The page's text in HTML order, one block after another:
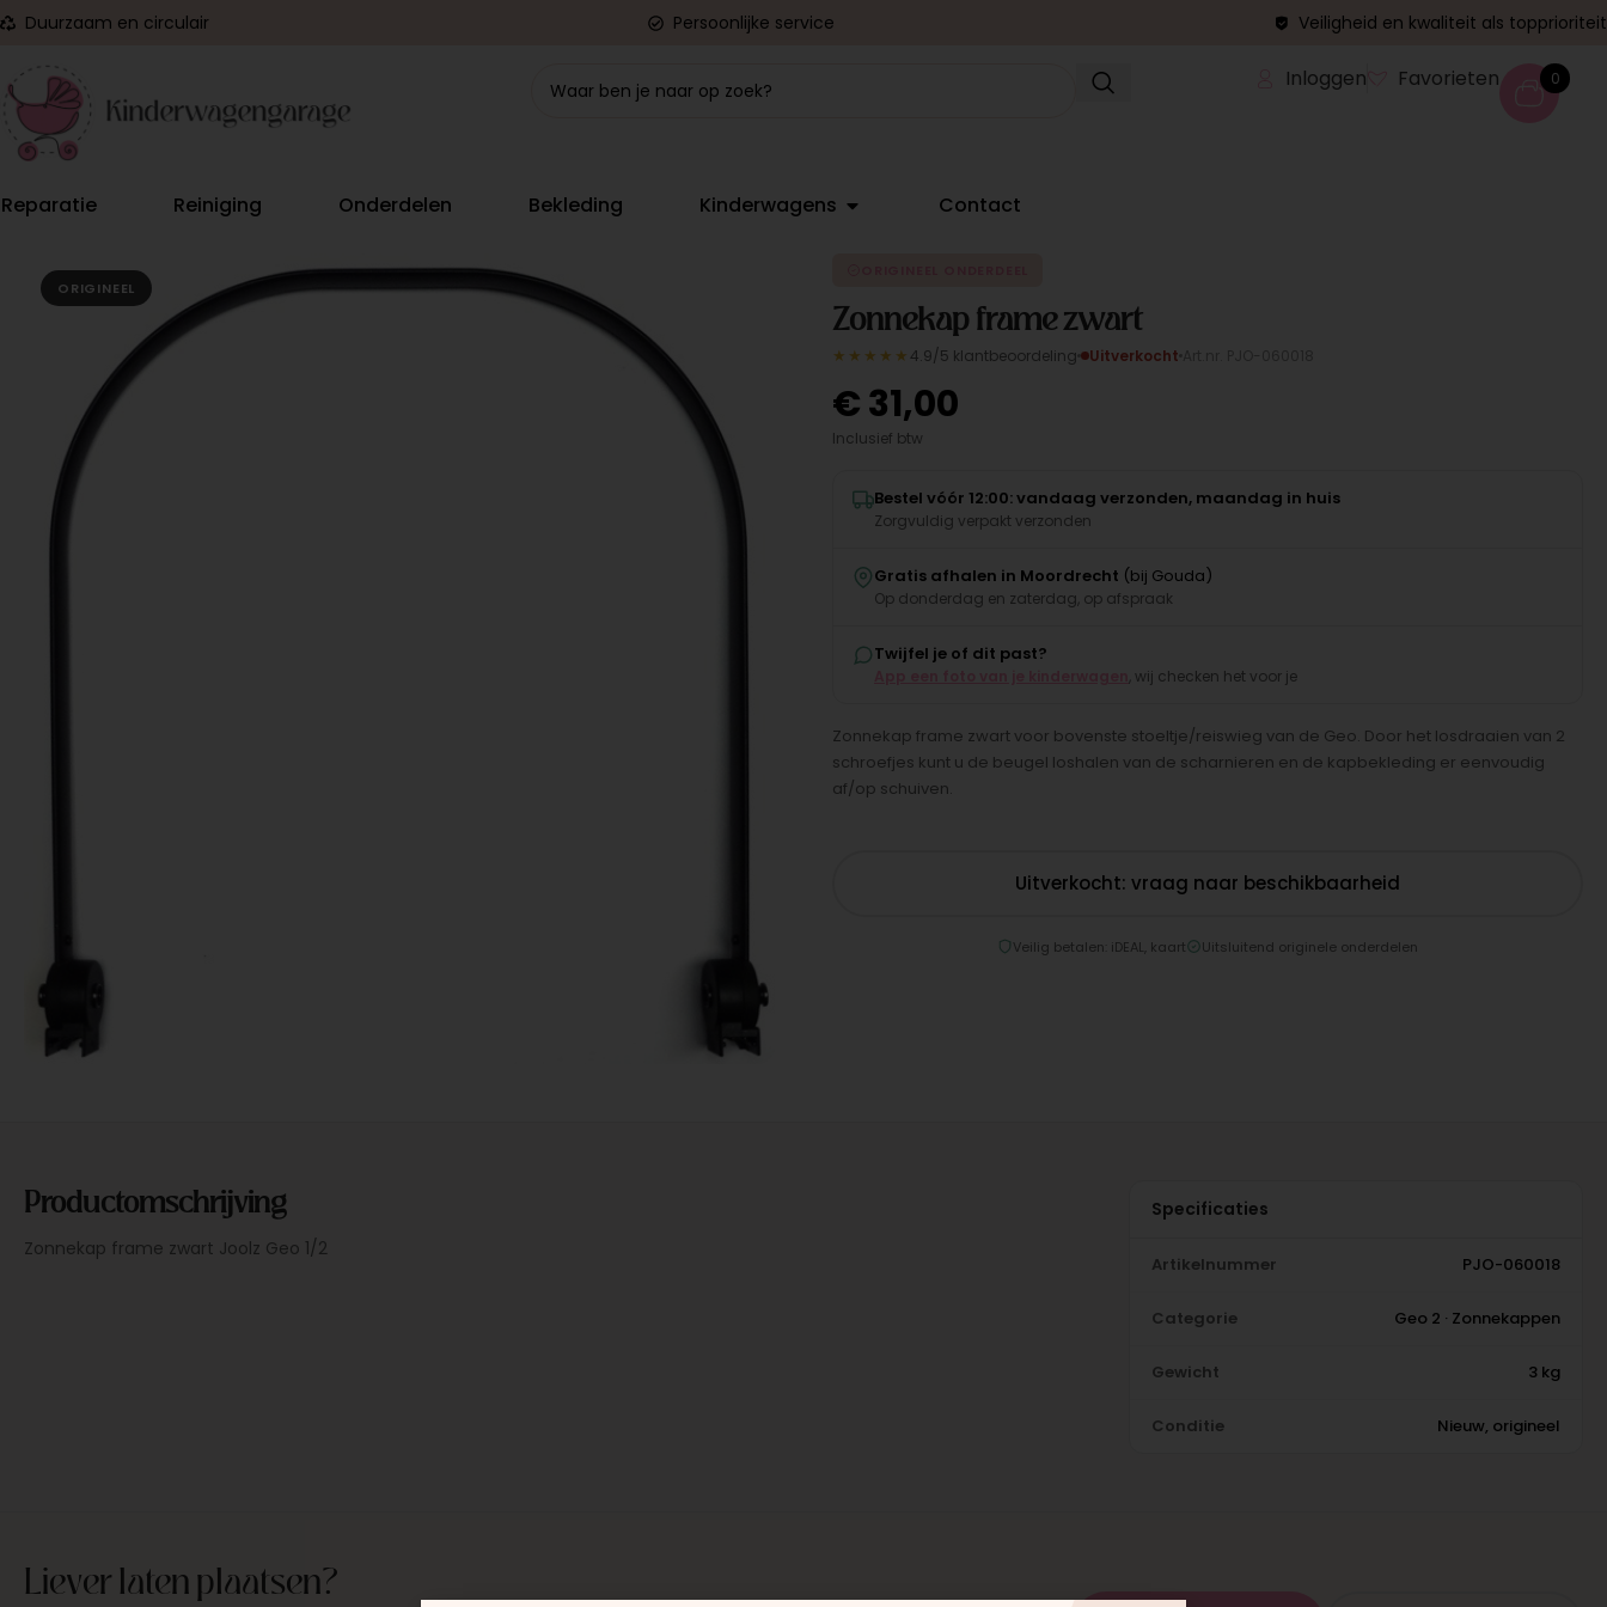
Duurzaam en circulair Persoonlijke service Veiligheid en kwaliteit als topprioriteit
Inloggen Favorieten 0
Reparatie Reiniging Onderdelen Bekleding Kinderwagens Contact
ORIGINEEL
Zonnekap frame zwart
★★★★★ 4.9/5 klantbeoordeling Uitverkocht
€31,00
Inclusief btw
Bestel vóór 12:00: vandaag verzonden, maandag in huis
Zorgvuldig verpakt verzonden
Gratis afhalen in Moordrecht (bij Gouda)
Op donderdag en zaterdag, op afspraak
Twijfel je of dit past?
, wij checken het voor je
Zonnekap frame zwart voor bovenste stoeltje/reiswieg van de Geo. Door het losdraaien van 2
schroefjes kunt u de beugel loshalen van de scharnieren en de kapbekleding er eenvoudig
af/op schuiven.
Uitverkocht: vraag naar beschikbaarheid
Veilig betalen: iDEAL, kaart Uitsluitend originele onderdelen
Productomschrijving
Zonnekap frame zwart Joolz Geo 1/2
Specificaties
Artikelnummer PJO-060018
Categorie Geo 2 · Zonnekappen
Gewicht 3 kg
Conditie Nieuw, origineel
Liever laten plaatsen?